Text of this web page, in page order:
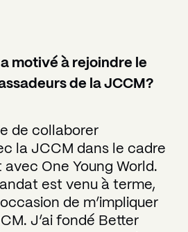
motivé à rejoindre le
de la JCCM?
de collaborer
la JCCM dans le cadre
One Young World.
est venu à terme,
de m’impliquer
J’ai fondé Better